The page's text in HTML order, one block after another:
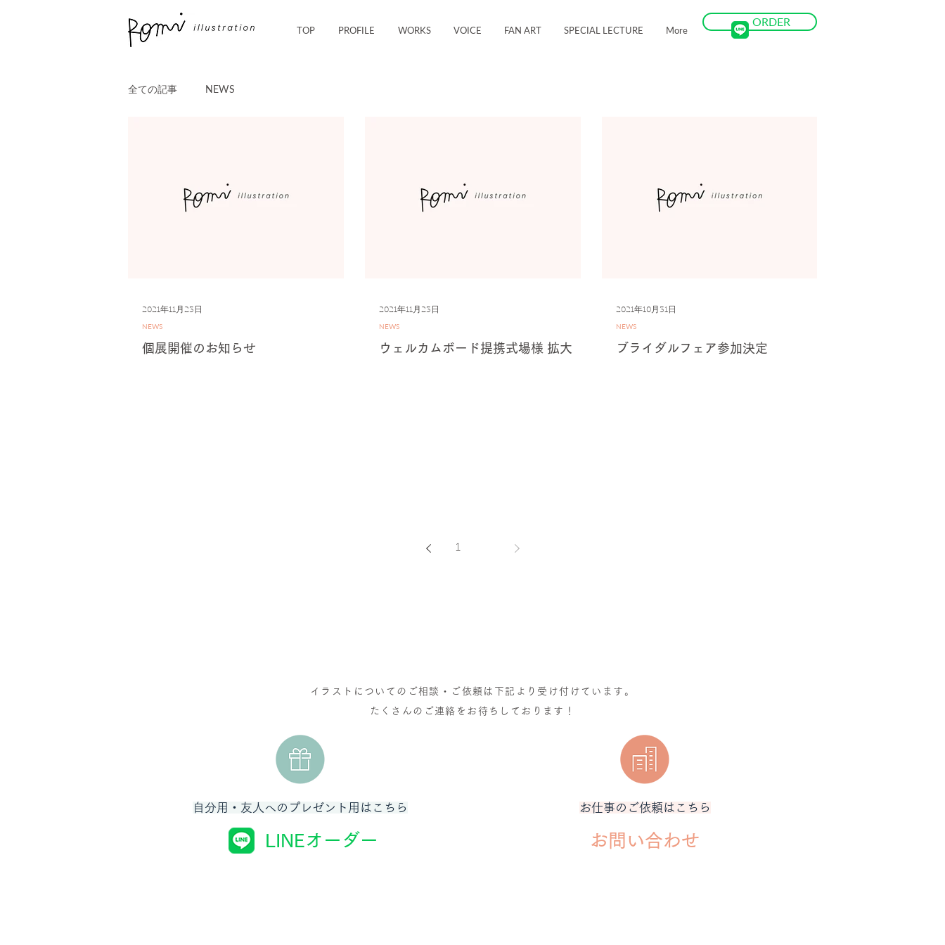
TOP PROFILE WORKS VOICE FAN ART SPECIAL LECTURE More
ORDER
全ての記事 NEWS
個展開催のお知らせ
NEWS
2021年11月23日
ウェルカムボード提携式場様 拡大
NEWS
2021年11月23日
ブライダルフェア参加決定
NEWS
2021年10月31日
1
イラストについてのご相談・ご依頼は下記より受け付けています。
たくさんのご連絡をお待ちしております！
自分用・友人へのプレゼント用はこちら
LINEオーダー
お仕事のご依頼はこちら
お問い合わせ